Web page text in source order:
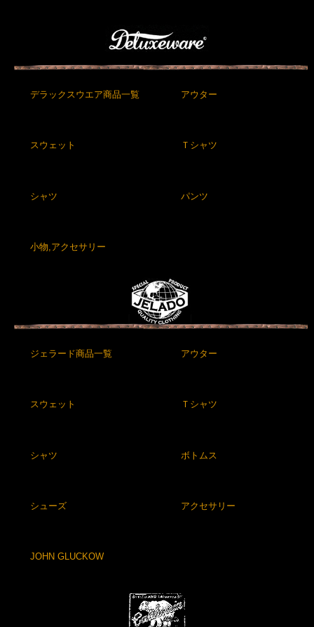
デラックスウエア商品一覧 アウター
スウェット Ｔシャツ
シャツ パンツ
小物,アクセサリー
ジェラード商品一覧 アウター
スウェット Ｔシャツ
シャツ ボトムス
シューズ アクセサリー
JOHN GLUCKOW